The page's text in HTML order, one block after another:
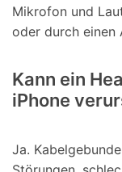
Mikrofon und
oder durch einen
Kann ein
iPhone
Ja.